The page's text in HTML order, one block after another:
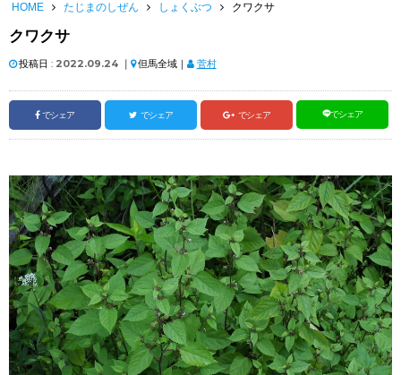
HOME たじまのしぜん しょくぶつ クワクサ
クワクサ
投稿日 : 2022.09.24 ｜ 但馬全域｜ 菅村
でシェア でシェア でシェア でシェア